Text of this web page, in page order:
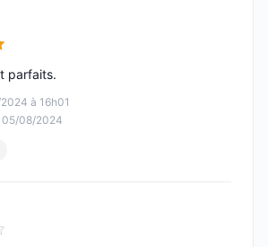
à 16h01
05/08/2024
parfaits.